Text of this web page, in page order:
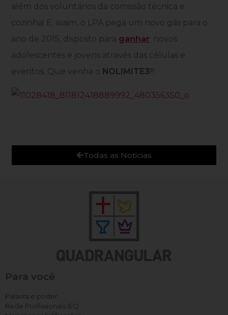
além dos voluntários da comissão técnica e
cozinha! E, assim, o LPA pega um novo gás para o
ano de 2015, disposto para ganhar novos
adolescentes e jovens através das células e
eventos. Que venha o NOLIMITE3!!!
Todas as Noticias
Para você
Palavra e poder
Rede Profissionais IEQ